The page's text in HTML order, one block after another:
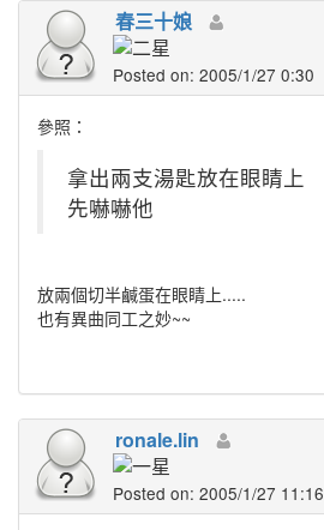
春三十娘
Posted on: 2005/1/27 0:30
參照：
拿出兩支湯匙放在眼睛上
先嚇嚇他
放兩個切半鹹蛋在眼睛上.....
也有異曲同工之妙~~
ronale.lin
Posted on: 2005/1/27 11:16